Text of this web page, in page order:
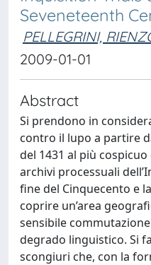
Seveneteenth
PELLEGRINI,
2009-01-01
Abstract
Si prendono in
contro il lupo a partire
del 1431 al più
archivi processuali
fine del Cinquecento e
coprire un’area
sensibile
degrado linguistico. Si
scongiuri che, con la